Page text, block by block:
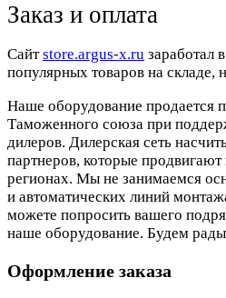
Заказ и оплата
Cайтstore.argus-x.ru заработал
популярных товаров на складе,
Наше оборудование продается
Таможенного союза при
дилеров. Дилерская сеть
партнеров, которые
регионах. Мы не занимаемся
и автоматических линий
можете попросить вашего
наше оборудование. Будем рады
Оформление заказа